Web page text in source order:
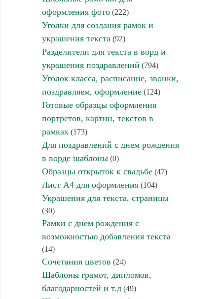
оформления фото(222)
Уголки для создания рамок и
украшения текста (92)
Разделители для текста в ворд и
украшения поздравлений (794)
Уголок класса, расписание, звонки,
поздравляем, оформление(124)
Готовые образцы оформления
портретов, картин, текстов в
рамках(173)
Для поздравлений с днем рождения
в ворде шаблоны(0)
Образцы открыток к свадьбе(47)
Лист А4 для оформления(104)
Украшения для текста, страницы
(30)
Рамки с днем рождения с
возможностью добавления текста
(14)
Сочетания цветов (24)
Шаблоны грамот, дипломов,
благодарностей и т.д(49)